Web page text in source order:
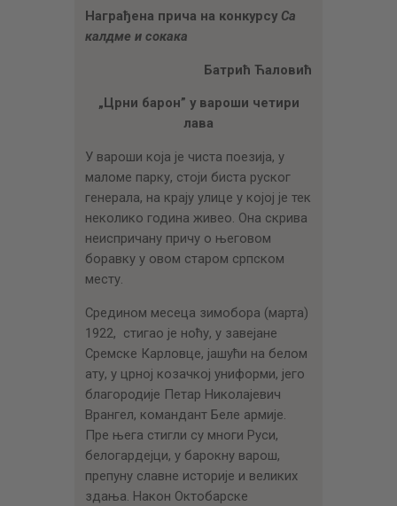
АКТУЕЛНОСТИ
Награђена прича на конкурсу Са
калдме и сокака
Батрић Ћаловић
„Црни барон” у вароши четири
лава
У вароши која је чиста поезија, у
маломе парку, стоји биста руског
генерала, на крају улице у којој је тек
неколико година живео. Она скрива
неиспричану причу о његовом
боравку у овом старом српском
месту.
Средином месеца зимобора (марта)
1922, стигао је нoћу, у завејане
Сремске Карловце, јашући на белом
ату, у црној козачкој униформи, јего
благородије Петар Николајевич
Врангел, командант Беле армије.
Пре њега стигли су многи Руси,
белогардејци, у барокну варош,
препуну славне историје и великих
здања. Након Октобарске